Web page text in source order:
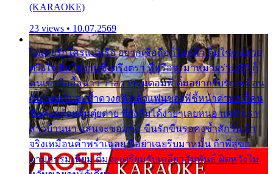
(KARAOKE)
23 views • 10.07.2569
ไม่เคยรักใครแน่หรือ อยากเชื่อถือก็ไม่กล้า ติ๋มใช่คนสวย
ตรึงใจ ติ๋มใช่งามซึ้งตรึงตรา พี่หรือจะมาหมายร่วมชีวี ก็
คนเขาลืออื้อฉาว ว่าสาวๆรุมตอมพี่ ติ๋มอยากรับรักเหมือน
กัน แต่หวั่นจะช้ำดวงฤดี กลัวแฟนของพี่ชี้หน้าด่าทอ ก็คน
ชื่อต๋อยต้อยตุ้มตุ๋ยต่าย พี่ยังลืมได้ง่ายๆเลยหนอ แค่ตัวเรา
สาวบ้านนา แสนจะซอมซ่อ ขืนรักขืนรอคงช้ำสักวัน ถ้า
จริงเหมือนคำพร่ำเฉลย พี่อย่าเฉยรีบมาหมั้น ถ้าพี่สู่ขอ
ตามธรรมเนียม ติ๋มจะเตรียมรับเกลียวสัมพันธ์ ผิดหวังไม่